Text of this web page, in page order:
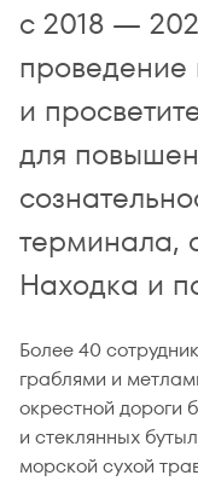
с 2018 —
проведение
и
для
терминала,
Находка и
Более 40
граблями и
окрестной дороги
и стеклянных
морской сухой